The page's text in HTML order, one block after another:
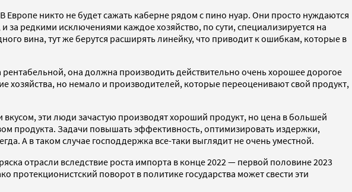
никто не будет сажать каберне рядом с пино нуар. Они просто нуждаются
редкими исключениями каждое хозяйство, по сути, специализируется на
вина, тут же берутся расширять линейку, что приводит к ошибкам, которые в
она должна производить действительно очень хорошее дорогое
хозяйства, но немало и производителей, которые переоценивают свой продукт,
эти люди зачастую производят хороший продукт, но цена в большей
продукта. Задачи повышать эффективность, оптимизировать издержки,
А в таком случае господдержка все-таки выглядит не очень уместной.
отрасли вследствие роста импорта в конце 2022 — первой половине 2023
поворот в политике государства может свести эти